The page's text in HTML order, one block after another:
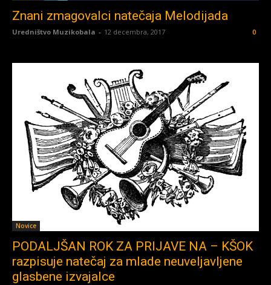
Znani zmagovalci natečaja Melodijada
Uredništvo Muzikobala - 12 decembra, 2017 0
Novice
PODALJŠAN ROK ZA PRIJAVE NA – KŠOK
razpisuje natečaj za mlade neuveljavljene
glasbene izvajalce